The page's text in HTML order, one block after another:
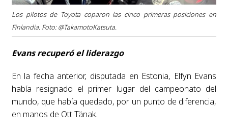
Los pilotos de Toyota coparon las cinco primeras posiciones en
Finlandia. Foto: @TakamotoKatsuta.
Evans recuperó el liderazgo
En la fecha anterior, disputada en Estonia, Elfyn Evans
había resignado el primer lugar del campeonato del
mundo, que había quedado, por un punto de diferencia,
en manos de Ott Tänak.